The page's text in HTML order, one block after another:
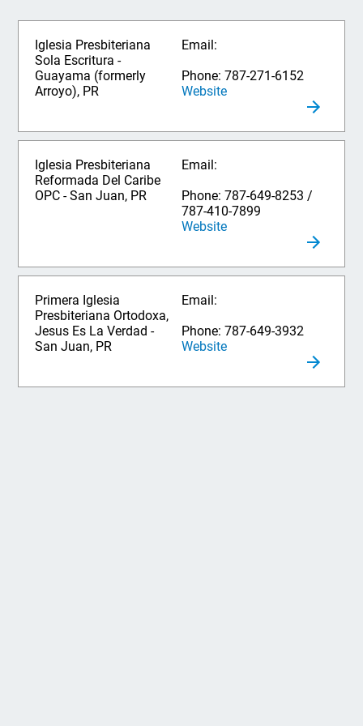
Iglesia Presbiteriana
Sola Escritura -
Guayama (formerly
Arroyo), PR
Email:
Phone: 787-271-6152
Website
Iglesia Presbiteriana
Reformada Del Caribe
OPC - San Juan, PR
Email:
Phone: 787-649-8253 /
787-410-7899
Website
Primera Iglesia
Presbiteriana Ortodoxa,
Jesus Es La Verdad -
San Juan, PR
Email:
Phone: 787-649-3932
Website